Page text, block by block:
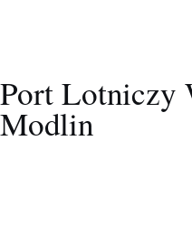
Port Lotniczy
Modlin